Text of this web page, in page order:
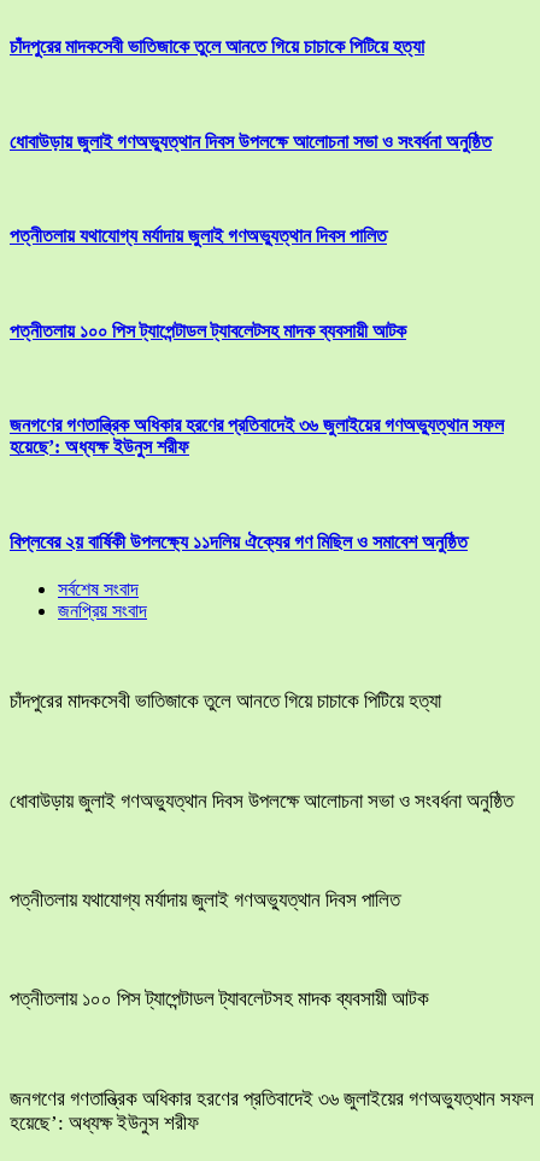
চাঁদপুরের মাদকসেবী ভাতিজাকে তুলে আনতে গিয়ে চাচাকে পিটিয়ে হত্যা
ধোবাউড়ায় জুলাই গণঅভ্যুত্থান দিবস উপলক্ষে আলোচনা সভা ও সংবর্ধনা অনুষ্ঠিত
পত্নীতলায় যথাযোগ্য মর্যাদায় জুলাই গণঅভ্যুত্থান দিবস পালিত
পত্নীতলায় ১০০ পিস ট্যাপেন্টাডল ট্যাবলেটসহ মাদক ব্যবসায়ী আটক
জনগণের গণতান্ত্রিক অধিকার হরণের প্রতিবাদেই ৩৬ জুলাইয়ের গণঅভ্যুত্থান সফল
হয়েছে’: অধ্যক্ষ ইউনুস শরীফ
বিপ্লবের ২য় বার্ষিকী উপলক্ষ্যে ১১দলিয় ঐক্যের গণ মিছিল ও সমাবেশ অনুষ্ঠিত
সর্বশেষ সংবাদ
জনপ্রিয় সংবাদ
চাঁদপুরের মাদকসেবী ভাতিজাকে তুলে আনতে গিয়ে চাচাকে পিটিয়ে হত্যা
ধোবাউড়ায় জুলাই গণঅভ্যুত্থান দিবস উপলক্ষে আলোচনা সভা ও সংবর্ধনা অনুষ্ঠিত
পত্নীতলায় যথাযোগ্য মর্যাদায় জুলাই গণঅভ্যুত্থান দিবস পালিত
পত্নীতলায় ১০০ পিস ট্যাপেন্টাডল ট্যাবলেটসহ মাদক ব্যবসায়ী আটক
জনগণের গণতান্ত্রিক অধিকার হরণের প্রতিবাদেই ৩৬ জুলাইয়ের গণঅভ্যুত্থান সফল
হয়েছে’: অধ্যক্ষ ইউনুস শরীফ